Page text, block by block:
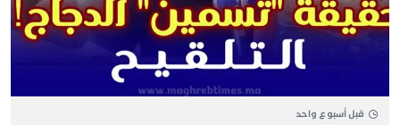
قبل أسبوع واحد